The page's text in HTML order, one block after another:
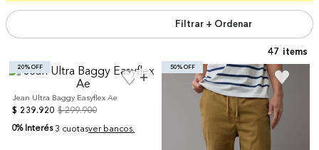
Filtrar + Ordenar
47
20% OFF
Jean Ultra Baggy Easyflex Ae
$ 239.920 $ 299.900
0% Interés 3 cuotasver bancos.
50% OFF